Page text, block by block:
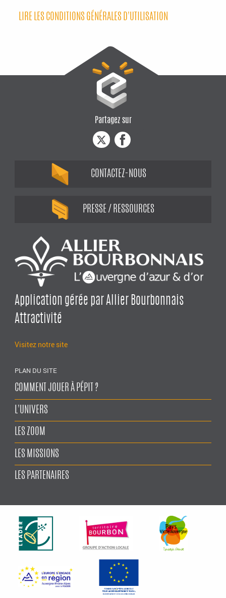
LIRE LES CONDITIONS GÉNÉRALES D'UTILISATION
Application gérée par Allier Bourbonnais
Attractivité
Visitez notre site
Partagez sur
CONTACTEZ-NOUS
PRESSE / RESSOURCES
PLAN DU SITE
COMMENT JOUER À PÉPIT ?
L'UNIVERS
LES ZOOM
LES MISSIONS
LES PARTENAIRES